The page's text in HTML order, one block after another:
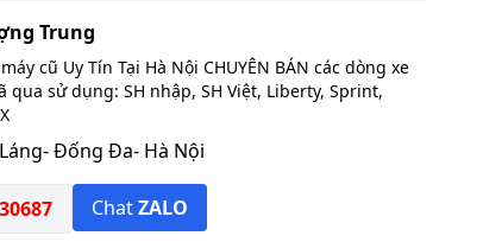
Trung
cũ Uy Tín Tại Hà Nội CHUYÊN BÁN các dòng xe
qua sử dụng: SH nhập, SH Việt, Liberty, Sprint,
Đống Đa- Hà Nội
ChatZALO